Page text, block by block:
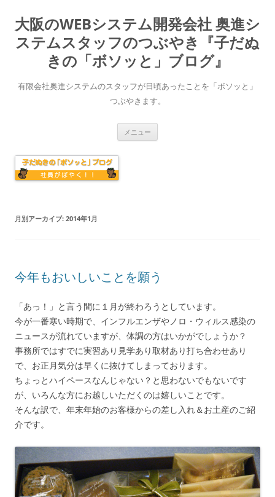
大阪のWEBシステム開発会社 奥進シ
ステムスタッフのつぶやき『子だぬ
きの「ボソッと」ブログ』
有限会社奥進システムのスタッフが日頃あったことを「ボソッと」
つぶやきます。
メニュー
月別アーカイブ: 2014年1月
今年もおいしいことを願う
「あっ！」と言う間に１月が終わろうとしています。
今が一番寒い時期で、インフルエンザやノロ・ウィルス感染の
ニュースが流れていますが、体調の方はいかがでしょうか？
事務所ではすでに実習あり見学あり取材あり打ち合わせあり
で、お正月気分は早くに抜けてしまっております。
ちょっとハイペースなんじゃない？と思わないでもないです
が、いろんな方にお越しいただくのは嬉しいことです。
そんな訳で、年末年始のお客様からの差し入れ＆お土産のご紹
介です。